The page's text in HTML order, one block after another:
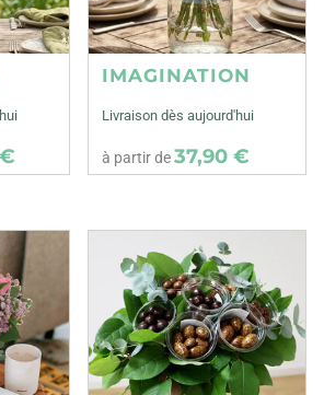
IMAGINATION
Livraison dès aujourd'hui
à partir de37,90 €